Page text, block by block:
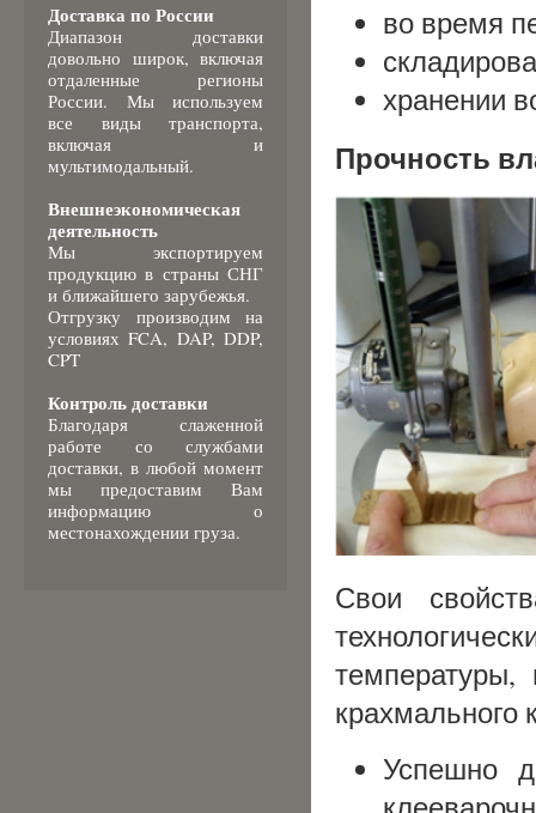
во время
хранении
Прочность
Свои
температуры,
крахмального
Успешно
Доставка по России
Диапазон доставки
довольно широк, включая
отдаленные регионы
России. Мы используем
все виды транспорта,
включая и
мультимодальный.
Внешнеэкономическая
деятельность
Мы экспортируем
продукцию в страны СНГ
и ближайшего зарубежья.
Отгрузку производим на
условиях FCA, DAP, DDP,
CPT
Контроль доставки
Благодаря слаженной
работе со службами
доставки, в любой момент
мы предоставим Вам
информацию о
местонахождении груза.